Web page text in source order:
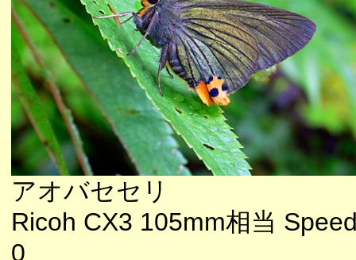
アオバセセリ
Ricoh CX3 105mm相当
0